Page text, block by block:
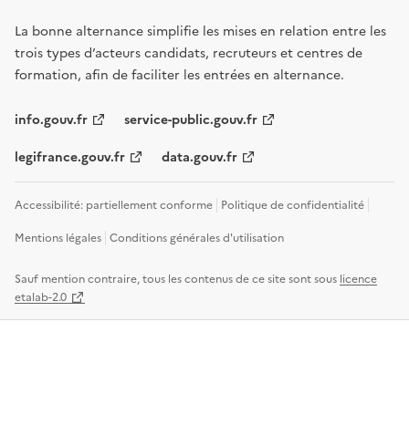
La bonne alternance simplifie les mises en relation entre les
trois types d’acteurs candidats, recruteurs et centres de
formation, afin de faciliter les entrées en alternance.
info.gouv.fr service-public.gouv.fr
legifrance.gouv.fr data.gouv.fr
Accessibilité: partiellement conforme Politique de confidentialité
Mentions légales Conditions générales d'utilisation
Sauf mention contraire, tous les contenus de ce site sont sous licence
etalab-2.0